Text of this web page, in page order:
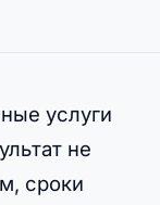
услуги
не
сроки